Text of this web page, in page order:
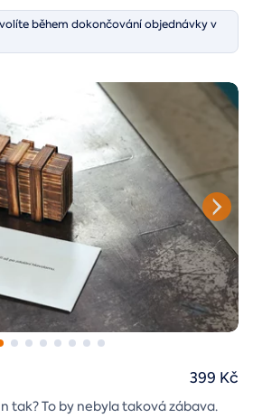
během dokončování objednávky v
tak? To by nebyla taková zábava.
399 Kč